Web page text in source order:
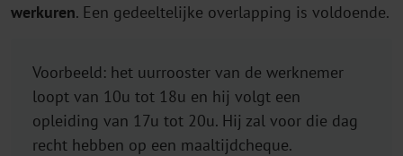
werkuren. Een gedeeltelijke overlapping is voldoende.
Voorbeeld: het uurrooster van de werknemer
loopt van 10u tot 18u en hij volgt een
opleiding van 17u tot 20u. Hij zal voor die dag
recht hebben op een maaltijdcheque.